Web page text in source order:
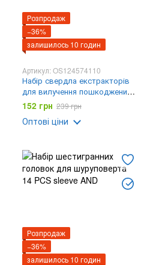
Розпродаж
−36%
залишилось 10 годин
Артикул: OS124574110
Набір свердла екстракторів
для вилучення пошкоджених
гвинтів 4 шт
152 грн 239 грн
Оптові ціни
Розпродаж
−36%
залишилось 10 годин